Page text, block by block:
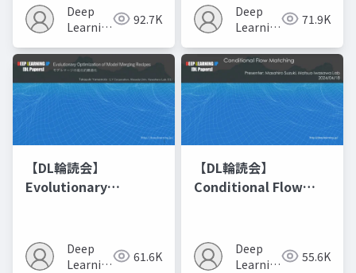
Deep
Learning
92.7K
Deep
Learning
71.9K
【DL輪読会】
Evolutionary
Recipes モデルマージ
の進化的最適化
Deep
Learning
61.6K
【DL輪読会】
Conditional Flow
Deep
Learning
55.6K